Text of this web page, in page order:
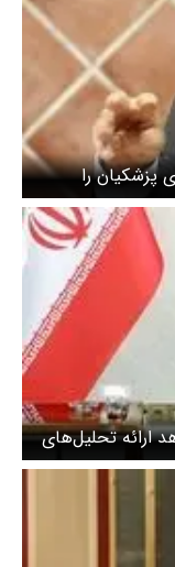
پزشکیان را
ارائه تحلیل‌های